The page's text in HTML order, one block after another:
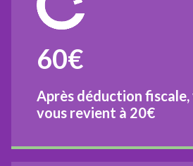
60€
Après déduction
vous revient à 20€